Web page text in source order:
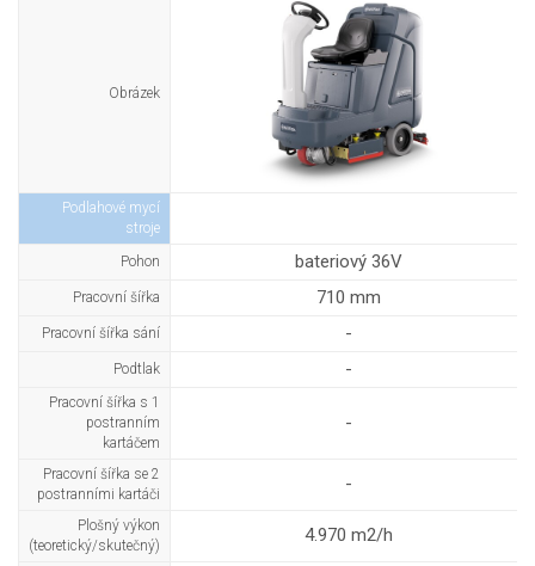
Obrázek
Podlahové mycí
stroje
Pohon
bateriový 36V
Pracovní šířka 710 mm
Pracovní šířka sání -
Podtlak -
Pracovní šířka s 1
postranním
kartáčem
-
Pracovní šířka se 2
postranními kartáči
-
Plošný výkon
(teoretický/skutečný)
4.970 m2/h